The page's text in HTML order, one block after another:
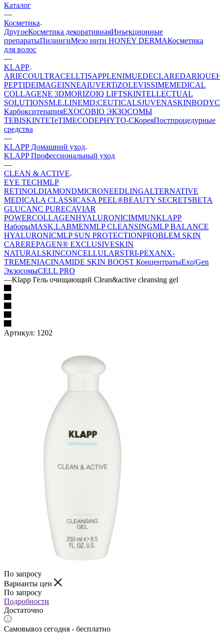
Каталог
—
Косметика
ДругоеКосметика декоративнаяИнъекционные
препаратыПилингиМезо нити HONEY DERMAКосметика
для волос
—
KLAPP
ARIECOULTRACELLTISAPPLENIMUEDECLAREDARIQUE
PEPTIDEIMAGEINNEAIUVERTiZOLEVISSIMEMEDICAL
COLLAGENE 3DMORIZOIQ LIFTSKINTELLECTUAL
SOLUTIONSM.E.LINEMD:CEUTICALSJUVENASKINBODY
КарбокситерапияEXOCOBIO ЭКЗОСОМЫ
TEBISKINTETeTIMECODEPHYTO-CКореяПостпроцедурные
средства
—
KLAPP Домашний уход
KLAPP Профессиональный уход
—
CLEAN & ACTIVE
EYE TECHMLP
RETINOLDIAMONDMICRONEEDLINGALTERNATIVE
MEDICALA CLASSICASA PEEL®BEAUTY SECRETSBETA
GLUCANC PURECAVIAR
POWERCOLLAGENHYALURONICIMMUNKLAPP
НаборыMASK.LABMENMLP CLEANSINGMLP BALANCE
HYALURONICMLP SUN PROTECTIONPROBLEM SKIN
CAREREPAGEN® EXCLUSIVESKIN
NATURALSKINCONCELLULARSTRI-PEXANX-
TREMENIACINAMIDE SKIN BOOST КонцентратыExo|Gen
ЭкзосомыCELL PRO
—Klapp Гель очищающий Clean&active cleansing gel
Артикул: 1202
По запросу
Варианты цен
По запросу
Подробности
Достаточно
Самовывоз сегодня - бесплатно